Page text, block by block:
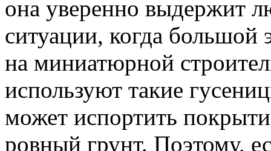
она уверенно выдержит
ситуации, когда большой
на миниатюрной
используют такие
может испортить
ровный грунт. Поэтому,